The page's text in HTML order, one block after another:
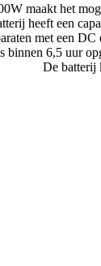
maakt het
heeft een
met een
6,5 uur
De batterij